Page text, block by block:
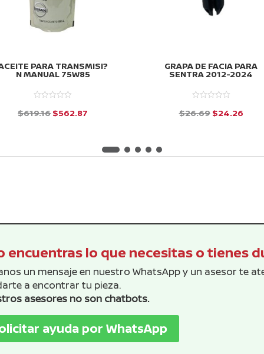
PARA TRANSMISI?
N MANUAL 75W85
$619.16El
era:
$562.87
es:
GRAPA DE FACIA PARA
SENTRA 2012-2024
$26.69 El
era:
$24.26El
es:
encuentras lo que necesitas o tienes
un mensaje en nuestro WhatsApp y un asesor te
a encontrar tu pieza.
asesores no son chatbots.
ayuda por WhatsApp